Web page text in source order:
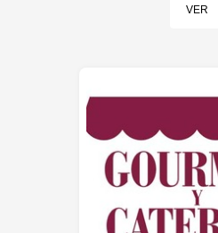
VER